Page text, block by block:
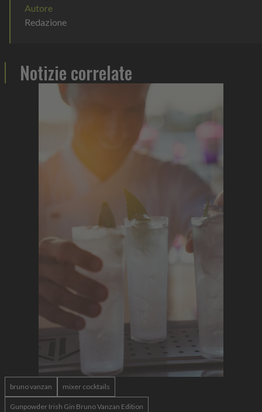
Autore
Redazione
Notizie correlate
bruno vanzan mixer cocktails
Gunpowder Irish Gin Bruno Vanzan Edition